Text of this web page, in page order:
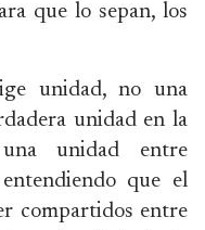
que lo sepan, los
unidad, no una
unidad en la
unidad entre
que el
compartidos entre